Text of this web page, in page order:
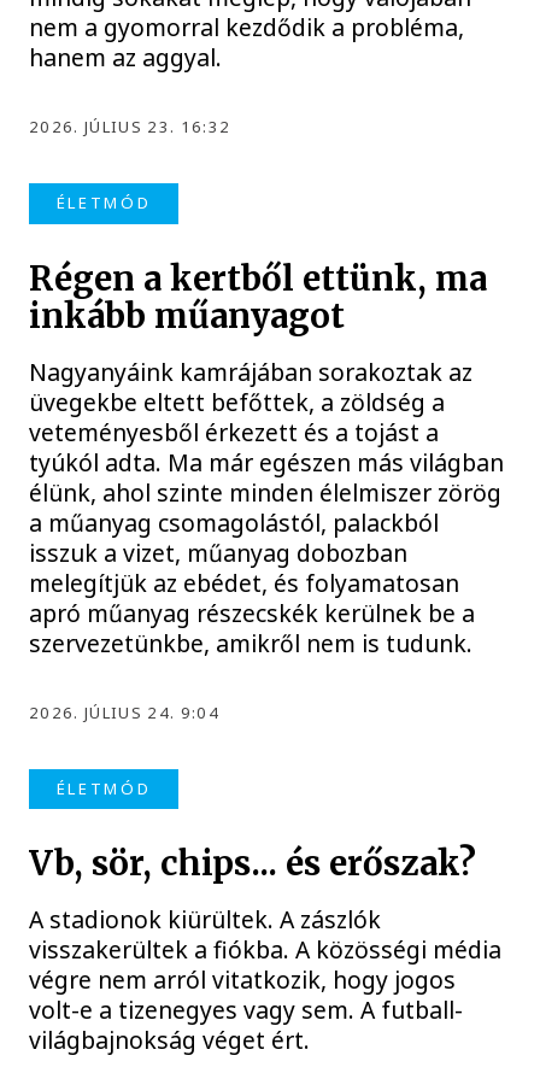
nem a gyomorral kezdődik a probléma,
hanem az aggyal.
2026. JÚLIUS 23. 16:32
ÉLETMÓD
Régen a kertből ettünk, ma
inkább műanyagot
Nagyanyáink kamrájában sorakoztak az
üvegekbe eltett befőttek, a zöldség a
veteményesből érkezett és a tojást a
tyúkól adta. Ma már egészen más világban
élünk, ahol szinte minden élelmiszer zörög
a műanyag csomagolástól, palackból
isszuk a vizet, műanyag dobozban
melegítjük az ebédet, és folyamatosan
apró műanyag részecskék kerülnek be a
szervezetünkbe, amikről nem is tudunk.
2026. JÚLIUS 24. 9:04
ÉLETMÓD
Vb, sör, chips... és erőszak?
A stadionok kiürültek. A zászlók
visszakerültek a fiókba. A közösségi média
végre nem arról vitatkozik, hogy jogos
volt-e a tizenegyes vagy sem. A futball-
világbajnokság véget ért.